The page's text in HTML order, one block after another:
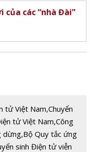
của các “nhà Đài”
tử Việt Nam,Chuyển
tử Việt Nam,Công
dừng,Bộ Quy tắc ứng
sinh Điện tử viễn